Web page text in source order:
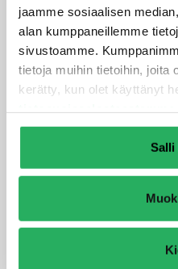
jaamme sosiaalisen
alan kumppaneillemme
sivustoamme.
tietoja muihin tietoihin, joita
kerätty, kun olet käyttänyt
Salli
Vesitiivis
Vesitiivis
Vesitiivis
Betonirakenteet
Kapilaarisuuden
Putki ja kaapelien
Vedeneristeet ja